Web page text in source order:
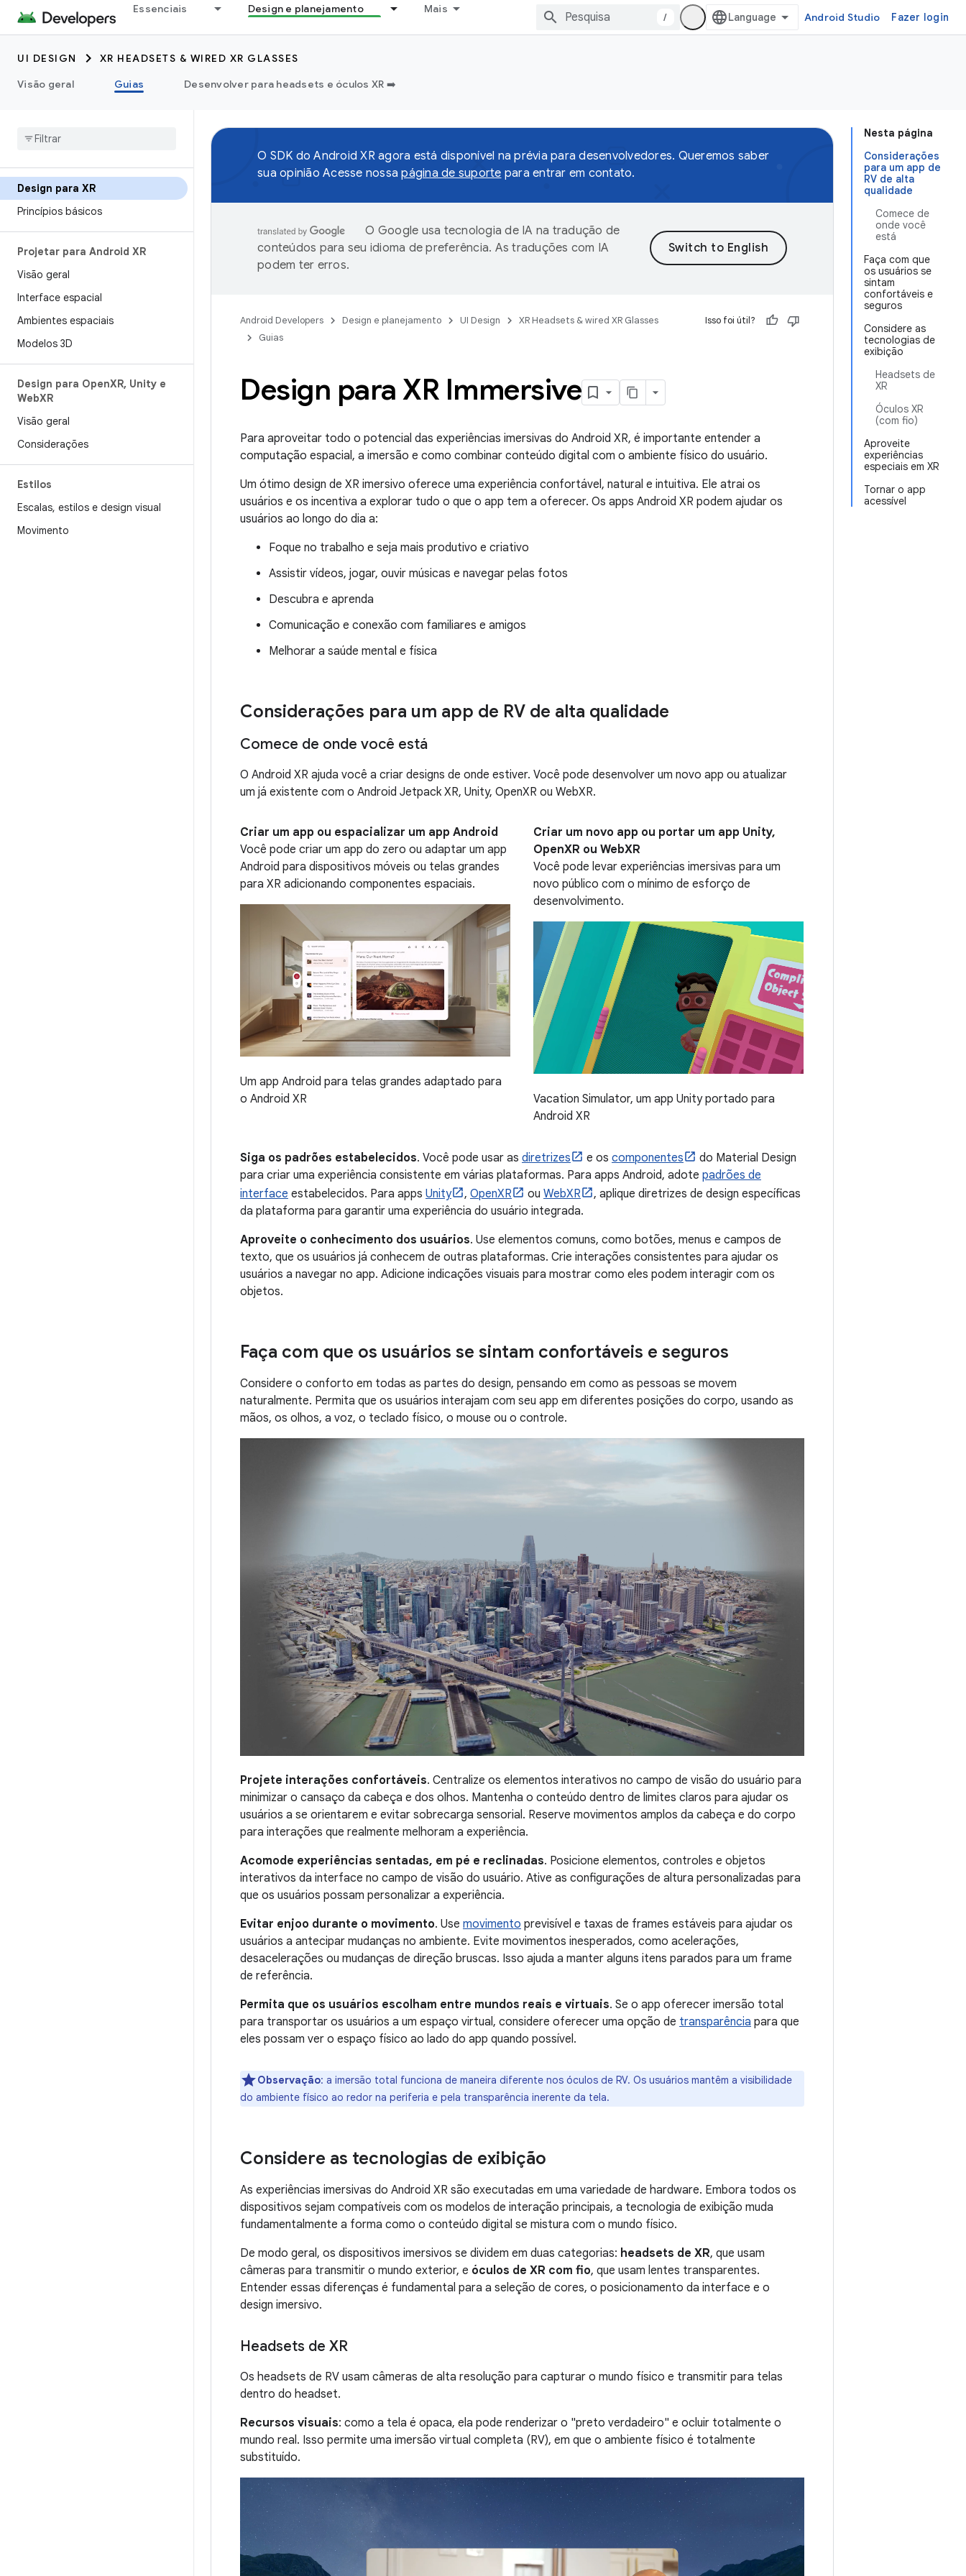
Essenciais Design e planejamento Mais
/ Android Studio Fazer login
UI DESIGN
XR HEADSETS & WIRED XR GLASSES
Visão geral
Guias Desenvolver para headsets e óculos XR ➡️
Design para XR
Princípios básicos
Projetar para Android XR
Visão geral
Interface espacial
Ambientes espaciais
Modelos 3D
Design para OpenXR, Unity e
WebXR
Visão geral
Considerações
Estilos
Escalas, estilos e design visual
Movimento
Nesta página
Considerações
para um app de
RV de alta
qualidade
Comece de
onde você
está
Faça com que
os usuários se
sintam
confortáveis e
seguros
Considere as
tecnologias de
exibição
Headsets de
XR
Óculos XR
(com fio)
Aproveite
experiências
especiais em XR
Tornar o app
acessível
O SDK do Android XR agora está disponível na prévia para desenvolvedores. Queremos saber
sua opinião Acesse nossapágina de suporte para entrar em contato.
O Google usa tecnologia de IA na tradução de
conteúdos para seu idioma de preferência. As traduções com IA
podem ter erros.
Android Developers Design e planejamento UI Design
XR Headsets & wired XR Glasses
Guias
Isso foi útil?
Design para XR Immersive
Para aproveitar todo o potencial das experiências imersivas do Android XR, é importante entender a
computação espacial, a imersão e como combinar conteúdo digital com o ambiente físico do usuário.
Um ótimo design de XR imersivo oferece uma experiência confortável, natural e intuitiva. Ele atrai os
usuários e os incentiva a explorar tudo o que o app tem a oferecer. Os apps Android XR podem ajudar os
usuários ao longo do dia a:
Foque no trabalho e seja mais produtivo e criativo
Assistir vídeos, jogar, ouvir músicas e navegar pelas fotos
Descubra e aprenda
Comunicação e conexão com familiares e amigos
Melhorar a saúde mental e física
Considerações para um app de RV de alta qualidade
Comece de onde você está
O Android XR ajuda você a criar designs de onde estiver. Você pode desenvolver um novo app ou atualizar
um já existente com o Android Jetpack XR, Unity, OpenXR ou WebXR.
Criar um app ou espacializar um app Android
Você pode criar um app do zero ou adaptar um app
Android para dispositivos móveis ou telas grandes
para XR adicionando componentes espaciais.
Um app Android para telas grandes adaptado para
o Android XR
Criar um novo app ou portar um app Unity,
OpenXR ou WebXR
Você pode levar experiências imersivas para um
novo público com o mínimo de esforço de
desenvolvimento.
Vacation Simulator, um app Unity portado para
Android XR
Siga os padrões estabelecidos. Você pode usar as diretrizes e os componentes
do Material Design
para criar uma experiência consistente em várias plataformas. Para apps Android, adote padrões de
interface estabelecidos. Para apps Unity , OpenXR ou WebXR
, aplique diretrizes de design específicas
da plataforma para garantir uma experiência do usuário integrada.
Aproveite o conhecimento dos usuários. Use elementos comuns, como botões, menus e campos de
texto, que os usuários já conhecem de outras plataformas. Crie interações consistentes para ajudar os
usuários a navegar no app. Adicione indicações visuais para mostrar como eles podem interagir com os
objetos.
Faça com que os usuários se sintam confortáveis e seguros
Considere o conforto em todas as partes do design, pensando em como as pessoas se movem
naturalmente. Permita que os usuários interajam com seu app em diferentes posições do corpo, usando as
mãos, os olhos, a voz, o teclado físico, o mouse ou o controle.
Projete interações confortáveis. Centralize os elementos interativos no campo de visão do usuário para
minimizar o cansaço da cabeça e dos olhos. Mantenha o conteúdo dentro de limites claros para ajudar os
usuários a se orientarem e evitar sobrecarga sensorial. Reserve movimentos amplos da cabeça e do corpo
para interações que realmente melhoram a experiência.
Acomode experiências sentadas, em pé e reclinadas. Posicione elementos, controles e objetos
interativos da interface no campo de visão do usuário. Ative as configurações de altura personalizadas para
que os usuários possam personalizar a experiência.
Evitar enjoo durante o movimento. Use movimento previsível e taxas de frames estáveis para ajudar os
usuários a antecipar mudanças no ambiente. Evite movimentos inesperados, como acelerações,
desacelerações ou mudanças de direção bruscas. Isso ajuda a manter alguns itens parados para um frame
de referência.
Permita que os usuários escolham entre mundos reais e virtuais. Se o app oferecer imersão total
para transportar os usuários a um espaço virtual, considere oferecer uma opção de transparência para que
eles possam ver o espaço físico ao lado do app quando possível.
Observação: a imersão total funciona de maneira diferente nos óculos de RV. Os usuários mantêm a visibilidade
do ambiente físico ao redor na periferia e pela transparência inerente da tela.
Considere as tecnologias de exibição
As experiências imersivas do Android XR são executadas em uma variedade de hardware. Embora todos os
dispositivos sejam compatíveis com os modelos de interação principais, a tecnologia de exibição muda
fundamentalmente a forma como o conteúdo digital se mistura com o mundo físico.
De modo geral, os dispositivos imersivos se dividem em duas categorias: headsets de XR, que usam
câmeras para transmitir o mundo exterior, e óculos de XR com fio, que usam lentes transparentes.
Entender essas diferenças é fundamental para a seleção de cores, o posicionamento da interface e o
design imersivo.
Headsets de XR
Os headsets de RV usam câmeras de alta resolução para capturar o mundo físico e transmitir para telas
dentro do headset.
Recursos visuais: como a tela é opaca, ela pode renderizar o "preto verdadeiro" e ocluir totalmente o
mundo real. Isso permite uma imersão virtual completa (RV), em que o ambiente físico é totalmente
substituído.